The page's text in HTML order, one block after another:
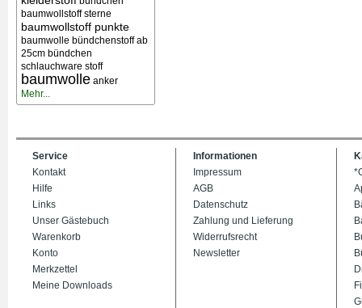
baumwollstoff sterne
baumwollstoff punkte
baumwolle bündchenstoff ab
25cm bündchen
schlauchware stoff
baumwolle anker
Mehr...
Service
Kontakt
Hilfe
Links
Unser Gästebuch
Warenkorb
Konto
Merkzettel
Meine Downloads
Informationen
Impressum
AGB
Datenschutz
Zahlung und Lieferung
Widerrufsrecht
Newsletter